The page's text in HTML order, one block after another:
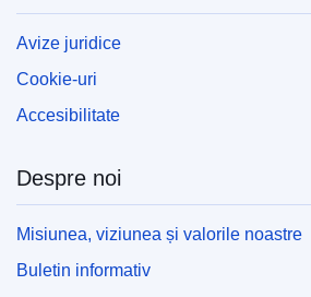
Avize juridice
Cookie-uri
Accesibilitate
Despre noi
Misiunea, viziunea și valorile noastre
Buletin informativ